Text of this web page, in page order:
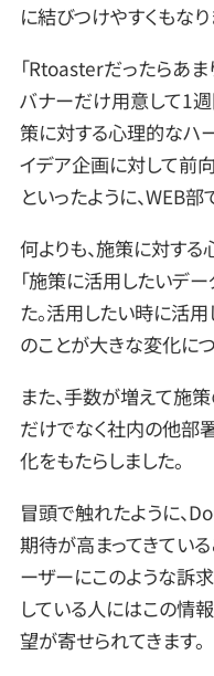
に結びつけやすくもなり
「Rtoasterだったらあ
バナーだけ用意して1週
策に対する心理的なハ
イデア企画に対して前
といったように、WEB
何よりも、施策に対す
「施策に活用したいデ
た。活用したい時に活
のことが大きな変化に
また、手数が増えて施
だけでなく社内の他部
化をもたらしました。
冒頭で触れたように、
期待が高まってきてい
ーザーにこのような訴
している人にはこの情
望が寄せられてきます。